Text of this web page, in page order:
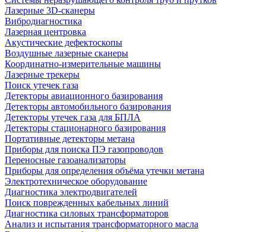
Лазерные 3D-сканеры
Вибродиагностика
Лазерная центровка
Акустические дефектоскопы
Воздушные лазерные сканеры
Координатно-измерительные машины
Лазерные трекеры
Поиск утечек газа
Детекторы авиационного базирования
Детекторы автомобильного базирования
Детекторы утечек газа для БПЛА
Детекторы стационарного базирования
Портативные детекторы метана
Приборы для поиска ПЭ газопроводов
Переносные газоанализаторы
Приборы для определения объёма утечки метана
Электротехническое оборудование
Диагностика электродвигателей
Поиск поврежденных кабельных линий
Диагностика силовых трансформаторов
Анализ и испытания трансформаторного масла